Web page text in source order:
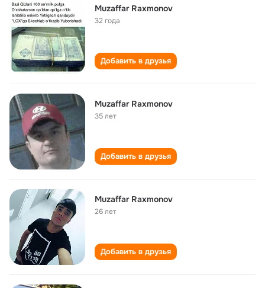
Muzaffar Raxmonov
32 года
Добавить в друзья
Muzaffar Raxmonov
35 лет
Добавить в друзья
Muzaffar Raxmonov
26 лет
Добавить в друзья